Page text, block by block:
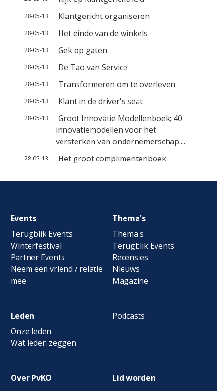
28-05-13 Klantgericht organiseren
28-05-13 Het einde van de winkels
28-05-13 Gek op gaten
28-05-13 De Tao van Service
28-05-13 Transformeren om te overleven
28-05-13 Klant in de driver's seat
28-05-13
Groot Innovatie Modellenboek; 40
innovatiemodellen voor het
versterken van ondernemerschap....
28-05-13 Het groot complimentenboek
Footer
navigation
Events
Terugblik Events
Winterfestival
Partner Events
Neem een vriend / relatie
mee
Thema's
Thema's
Terugblik Events
Recensies
Nieuws
Magazine
Leden
Onze leden
Wat leden zeggen
Podcasts
Over PvKO
Lid worden